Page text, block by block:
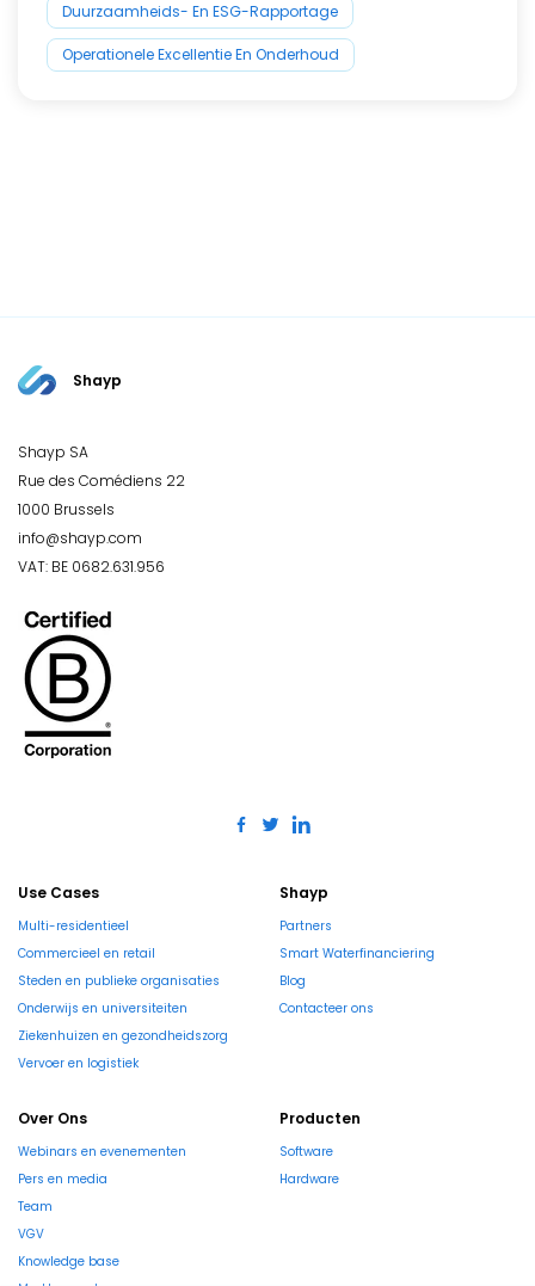
Duurzaamheids- En ESG-Rapportage
Operationele Excellentie En Onderhoud
Shayp
Shayp SA
Rue des Comédiens 22
1000 Brussels
info@shayp.com
VAT: BE 0682.631.956
Use Cases
Multi-residentieel
Commercieel en retail
Steden en publieke organisaties
Onderwijs en universiteiten
Ziekenhuizen en gezondheidszorg
Vervoer en logistiek
Shayp
Partners
Smart Waterfinanciering
Blog
Contacteer ons
Over Ons
Webinars en evenementen
Pers en media
Team
VGV
Knowledge base
Producten
Software
Hardware